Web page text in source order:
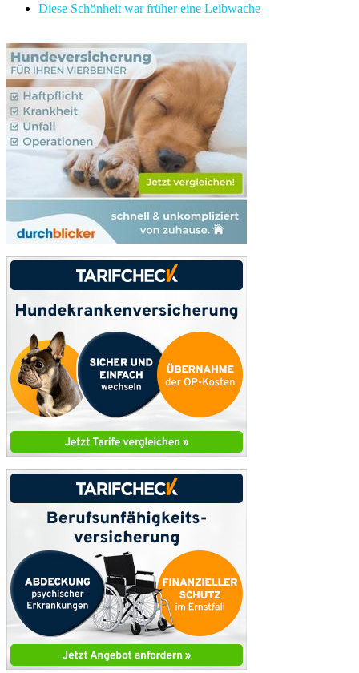
Diese Schönheit war früher eine Leibwache